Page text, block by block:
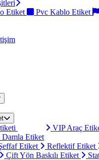
Etiket
Pvc Kablo Etiket
VIP Araç
Damla Etiket
Etiket Reflektif Etiket
Çift Yön Baskılı Etiket